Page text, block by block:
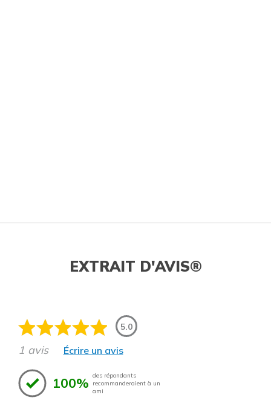
EXTRAIT D'AVIS®
5.0
1 avis Écrire un avis
100% des répondants
recommanderaient à un
ami